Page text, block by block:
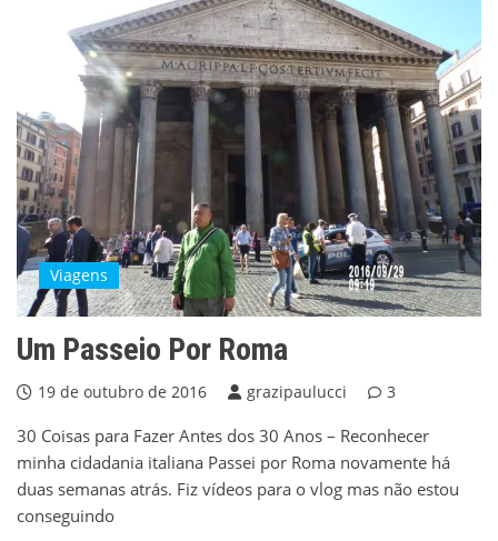
Viagens
Um Passeio Por Roma
19 de outubro de 2016 grazipaulucci 3
30 Coisas para Fazer Antes dos 30 Anos – Reconhecer
minha cidadania italiana Passei por Roma novamente há
duas semanas atrás. Fiz vídeos para o vlog mas não estou
conseguindo